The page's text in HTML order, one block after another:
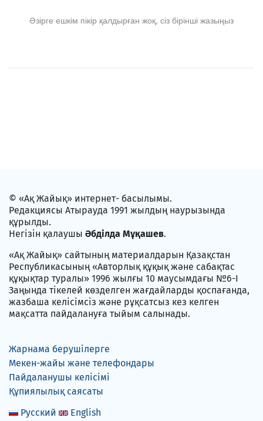
Әзірге ешкім пікір қалдырған жоқ, сіз бірінші жазыңыз
© «Ақ Жайық» интернет- басылымы.
Редакциясы Атырауда 1991 жылдың наурызында
құрылды.
Негізін қалаушы Әбділда Мұқашев.
«Ақ Жайық» сайтының материалдарын Қазақстан
Республикасының «Авторлық құқық және сабақтас
құқықтар туралы» 1996 жылғы 10 маусымдағы №6-I
Заңында тікелей көзделген жағдайларды қоспағанда,
жазбаша келісімсіз және рұқсатсыз кез келген
мақсатта пайдалануға тыйым салынады.
Жарнама берушілерге
Мекен-жайы және телефондары
Пайдаланушы келісімі
Құпиялылық саясаты
Русский
English